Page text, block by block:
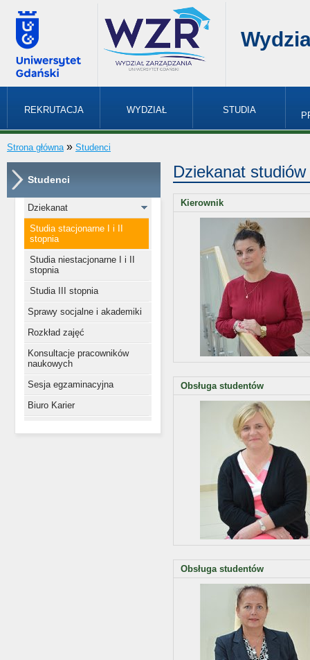
REKRUTACJA WYDZIAŁ STUDIA
Strona główna » Studenci
Studenci
Dziekanat
Studia stacjonarne I i II
stopnia
Studia niestacjonarne I i II
stopnia
Studia III stopnia
Sprawy socjalne i akademiki
Rozkład zajęć
Konsultacje pracowników
naukowych
Sesja egzaminacyjna
Biuro Karier
Dziekanat
Kierownik
Obsługa studentów
Obsługa studentów